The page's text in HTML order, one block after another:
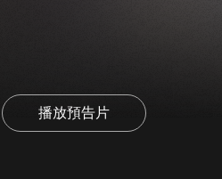
播放預告片